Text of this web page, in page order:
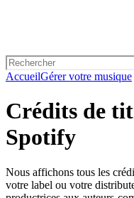
AccueilGérer votre musique
Crédits de
Spotify
Nous affichons tous les
votre label ou votre